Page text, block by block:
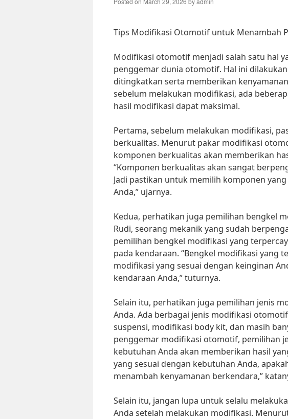
Tips Modifikasi Otomotif untuk Menambah
Modifikasi otomotif menjadi salah satu hal
penggemar dunia otomotif. Hal ini
ditingkatkan serta memberikan
sebelum melakukan modifikasi, ada
hasil modifikasi dapat maksimal.
Pertama, sebelum melakukan modifikasi,
berkualitas. Menurut pakar modifikasi
komponen berkualitas akan memberikan
“Komponen berkualitas akan sangat
Jadi pastikan untuk memilih komponen
Anda,” ujarnya.
Kedua, perhatikan juga pemilihan bengkel
Rudi, seorang mekanik yang sudah
pemilihan bengkel modifikasi yang
pada kendaraan. “Bengkel modifikasi yang
modifikasi yang sesuai dengan keinginan
kendaraan Anda,” tuturnya.
Selain itu, perhatikan juga pemilihan jenis
Anda. Ada berbagai jenis modifikasi
suspensi, modifikasi body kit, dan masih
penggemar modifikasi otomotif, pemilihan
kebutuhan Anda akan memberikan hasil
yang sesuai dengan kebutuhan Anda,
menambah kenyamanan berkendara,”
Selain itu, jangan lupa untuk selalu
Anda setelah melakukan modifikasi.